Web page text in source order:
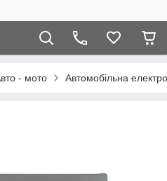
- мото Автомобільна